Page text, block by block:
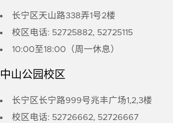
长宁区天山路338弄1号2楼
校区电话: 52725882, 52725115
10:00至18:00（周一休息）
中山公园校区
长宁区长宁路999号兆丰广场1,2,3楼
校区电话: 52726662, 52726667